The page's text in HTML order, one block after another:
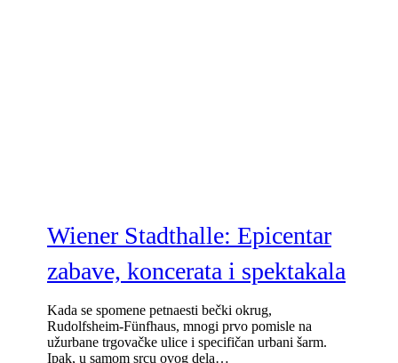
Wiener Stadthalle: Epicentar
zabave, koncerata i spektakala
Kada se spomene petnaesti bečki okrug,
Rudolfsheim-Fünfhaus, mnogi prvo pomisle na
užurbane trgovačke ulice i specifičan urbani šarm.
Ipak, u samom srcu ovog dela…